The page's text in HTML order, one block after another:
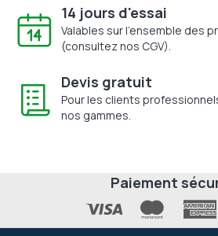
14 jours d'essai
Valables sur l'ensemble des
(consultez nos CGV).
Devis gratuit
Pour les clients
nos gammes.
Paiement